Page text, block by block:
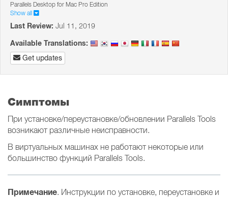
Parallels Desktop for Mac Pro Edition
Show all
Last Review: Jul 11, 2019
Available Translations:
Get updates
Симптомы
При установке/переустановке/обновлении Parallels Tools
возникают различные неисправности.
В виртуальных машинах не работают некоторые или
большинство функций Parallels Tools.
Примечание. Инструкции по установке, переустановке и